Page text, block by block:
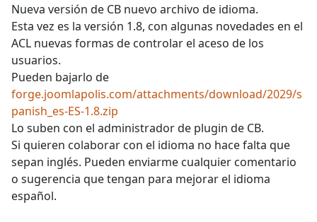
Nueva versión de CB nuevo archivo de idioma.
Esta vez es la versión 1.8, con algunas novedades en el
ACL nuevas formas de controlar el aceso de los
usuarios.
Pueden bajarlo de
forge.joomlapolis.com/attachments/download/2029/s
panish_es-ES-1.8.zip
Lo suben con el administrador de plugin de CB.
Si quieren colaborar con el idioma no hace falta que
sepan inglés. Pueden enviarme cualquier comentario
o sugerencia que tengan para mejorar el idioma
español.